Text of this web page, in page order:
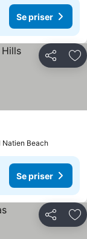
Se priser
Del
Natien Beach
Se priser
Del